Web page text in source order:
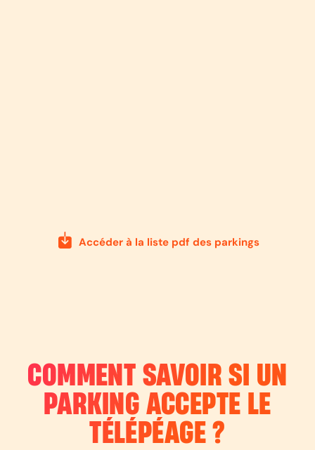
Accéder à la liste pdf des parkings
COMMENT SAVOIR SI UN
PARKING ACCEPTE LE
TÉLÉPÉAGE ?